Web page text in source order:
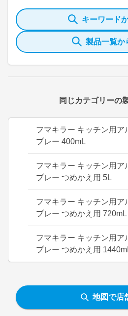
キーワード
製品一覧か
同じカテゴリーの
フマキラー キッチン用ア
プレー 400mL
フマキラー キッチン用ア
プレー つめかえ用 5L
フマキラー キッチン用ア
プレー つめかえ用 720mL
フマキラー キッチン用ア
プレー つめかえ用
地図で店